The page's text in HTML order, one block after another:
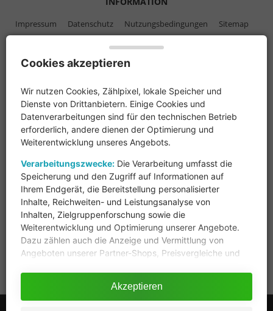
Impressum Datenschutz Nutzungsbedingungen Sitemap
NACHRICHTEN
COMMUNITY
Community Hall of Fame Offene Fragen
VERMARKTUNG
Kontakt
ÜBER PREISGENAU
als 9.000 Online-Shops zum Vergleich.
Cookies akzeptieren
Wir nutzen Cookies, Zählpixel, lokale Speicher und
Dienste von Drittanbietern. Einige Cookies und
Datenverarbeitungen sind für den technischen Betrieb
erforderlich, andere dienen der Optimierung und
Weiterentwicklung unseres Angebots.
Verarbeitungszwecke: Die Verarbeitung umfasst die
Speicherung und den Zugriff auf Informationen auf
Ihrem Endgerät, die Bereitstellung personalisierter
Inhalte, Reichweiten- und Leistungsanalyse von
Inhalten, Zielgruppenforschung sowie die
Weiterentwicklung und Optimierung unserer Angebote.
Dazu zählen auch die Anzeige und Vermittlung von
Angeboten unserer Partner-Shops, Preisvergleiche und
Akzeptieren